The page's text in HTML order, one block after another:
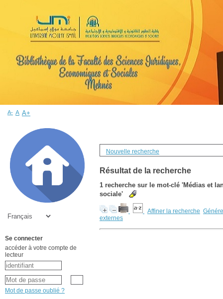
Nouvelle recherche
Résultat de la recherche
1 recherche sur le mot-clé 'Médias et
sociale'
Affiner la recherche
externes
A- A A+
Se connecter
accéder à votre compte de
lecteur
Mot de passe oublié ?